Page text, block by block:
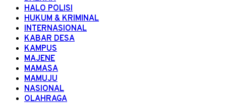
HALO POLISI
HUKUM & KRIMINAL
INTERNASIONAL
KABAR DESA
KAMPUS
MAJENE
MAMASA
MAMUJU
NASIONAL
OLAHRAGA